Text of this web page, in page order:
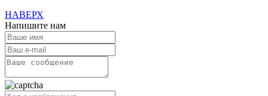
НАВЕРХ
Напишите нам